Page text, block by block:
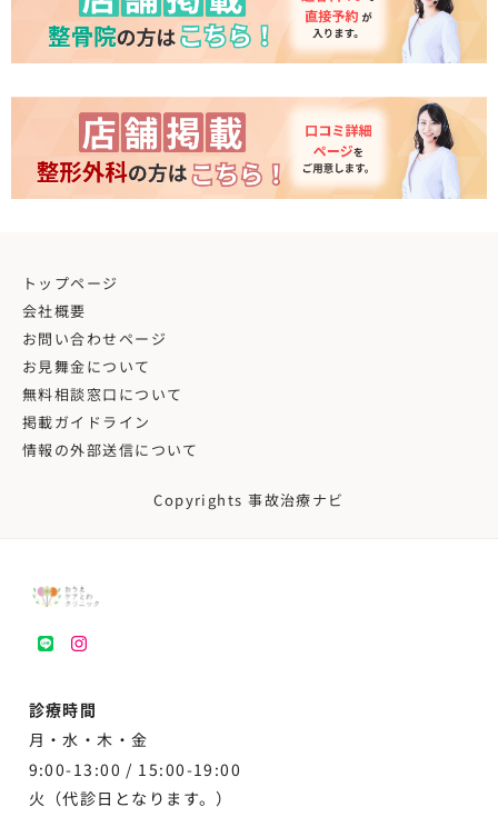
トップページ
会社概要
お問い合わせページ
お見舞金について
無料相談窓口について
掲載ガイドライン
情報の外部送信について
Copyrights 事故治療ナビ
LINEinstagram
診療時間
月・水・木・金
9:00-13:00 / 15:00-19:00
火（代診日となります。）